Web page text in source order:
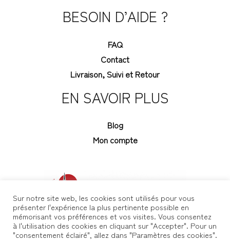
BESOIN D’AIDE ?
FAQ
Contact
Livraison, Suivi et Retour
EN SAVOIR PLUS
Blog
Mon compte
Sur notre site web, les cookies sont utilisés pour vous
présenter l'expérience la plus pertinente possible en
mémorisant vos préférences et vos visites. Vous consentez
à l'utilisation des cookies en cliquant sur "Accepter". Pour un
"consentement éclairé", allez dans "Paramètres des cookies".